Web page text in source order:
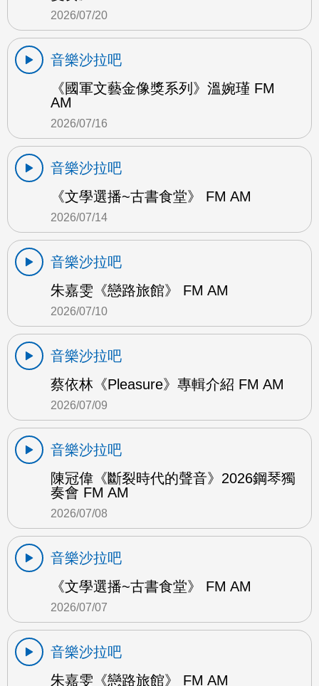
2026/07/20
音樂沙拉吧
《國軍文藝金像獎系列》溫婉瑾 FM
AM
2026/07/16
音樂沙拉吧
《文學選播~古書食堂》 FM AM
2026/07/14
音樂沙拉吧
朱嘉雯《戀路旅館》 FM AM
2026/07/10
音樂沙拉吧
蔡依林《Pleasure》專輯介紹 FM AM
2026/07/09
音樂沙拉吧
陳冠偉《斷裂時代的聲音》2026鋼琴獨
奏會 FM AM
2026/07/08
音樂沙拉吧
《文學選播~古書食堂》 FM AM
2026/07/07
音樂沙拉吧
朱嘉雯《戀路旅館》 FM AM